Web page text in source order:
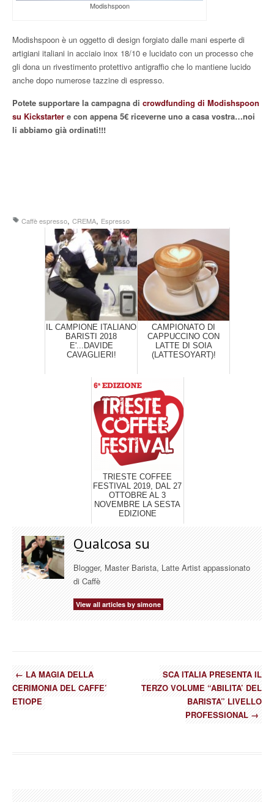
Modishspoon
Modishspoon è un oggetto di design forgiato dalle mani esperte di
artigiani italiani in acciaio inox 18/10 e lucidato con un processo che
gli dona un rivestimento protettivo antigraffio che lo mantiene lucido
anche dopo numerose tazzine di espresso.
Potete supportare la campagna di crowdfunding di Modishspoon
su Kickstarter e con appena 5€ riceverne uno a casa vostra…noi
li abbiamo già ordinati!!!
Caffè espresso, CREMA, Espresso
IL CAMPIONE ITALIANO
BARISTI 2018
E'...DAVIDE
CAVAGLIERI!
CAMPIONATO DI
CAPPUCCINO CON
LATTE DI SOIA
(LATTESOYART)!
TRIESTE COFFEE
FESTIVAL 2019, DAL 27
OTTOBRE AL 3
NOVEMBRE LA SESTA
EDIZIONE
Qualcosa su
Blogger, Master Barista, Latte Artist appassionato
di Caffè
View all articles by simone
←LA MAGIA DELLA
CERIMONIA DEL CAFFE’
ETIOPE
SCA ITALIA PRESENTA IL
TERZO VOLUME “ABILITA’ DEL
BARISTA” LIVELLO
PROFESSIONAL→